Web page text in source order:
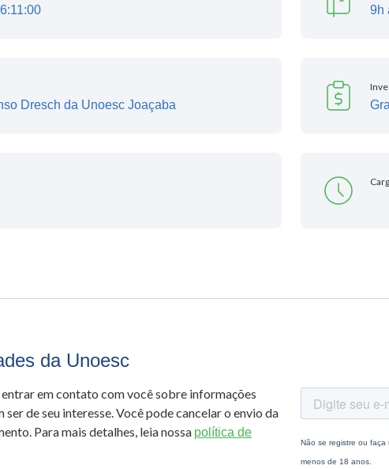
9h
Dresch da Unoesc Joaçaba
da Unoesc
em contato com você sobre informações
de seu interesse. Você pode cancelar o envio da
Para mais detalhes, leia nossa política de